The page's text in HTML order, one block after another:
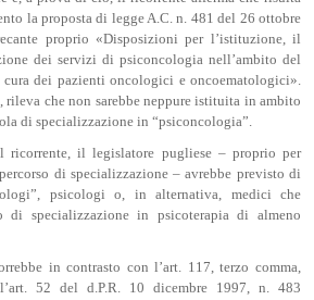
la proposta di legge A.C. n. 481 del 26 ottobre
proprio «Disposizioni per l’istituzione, il
dei servizi di psiconcologia nell’ambito del
cura dei pazienti oncologici e oncoematologici».
rileva che non sarebbe neppure istituita in ambito
di specializzazione in “psiconcologia”.
ricorrente, il legislatore pugliese – proprio per
di specializzazione – avrebbe previsto di
psicologi o, in alternativa, medici che
di specializzazione in psicoterapia di almeno
in contrasto con l’art. 117, terzo comma,
52 del d.P.R. 10 dicembre 1997, n. 483